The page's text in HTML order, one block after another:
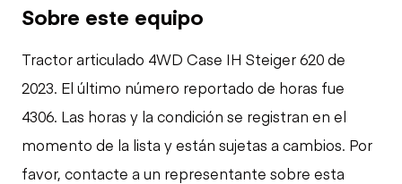
Sobre este equipo
Tractor articulado 4WD Case IH Steiger 620 de
2023. El último número reportado de horas fue
4306. Las horas y la condición se registran en el
momento de la lista y están sujetas a cambios. Por
favor, contacte a un representante sobre esta